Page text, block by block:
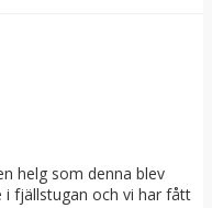
helg som denna blev
i fjällstugan och vi har fått